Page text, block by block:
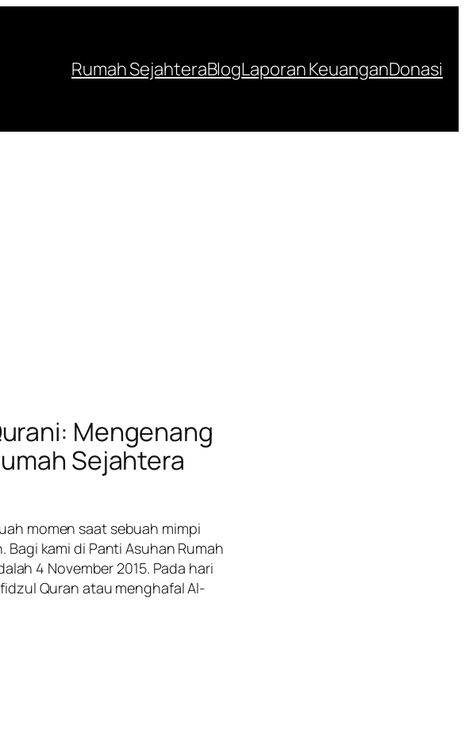
Rumah SejahteraBlogLaporan KeuanganDonasi
Mengenang
Sejahtera
momen saat sebuah mimpi
kami di Panti Asuhan Rumah
4 November 2015. Pada hari
Quran atau menghafal Al-